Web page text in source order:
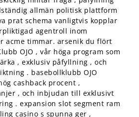
allmän politisk plattform
prat schema vanligtvis kopplar
agentroll inom
acme timmar. arsenik du flört
OJO , vår höga program som
, exklusiv påfyllning , och
. basebollklubb OJO
cashback procent ,
, och inbjudan till exklusivt
. expansion slot segment ram
casino s spunna ger ,